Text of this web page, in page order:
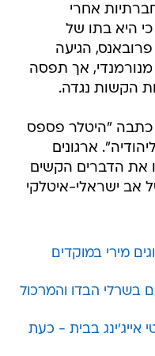
אחרי
היא בתו של
הגיעה
מנורמנדי, אך תפסה
הקשות נגדה.
כתבה "היטלר פספס
ארגונים
את הדברים הקשים
בת ה-21, בתו של אב ישראלי-איטלקי
מירי במוקדים
בשרלי הבדו והמרכול
אייג'ינג בבית - כעת